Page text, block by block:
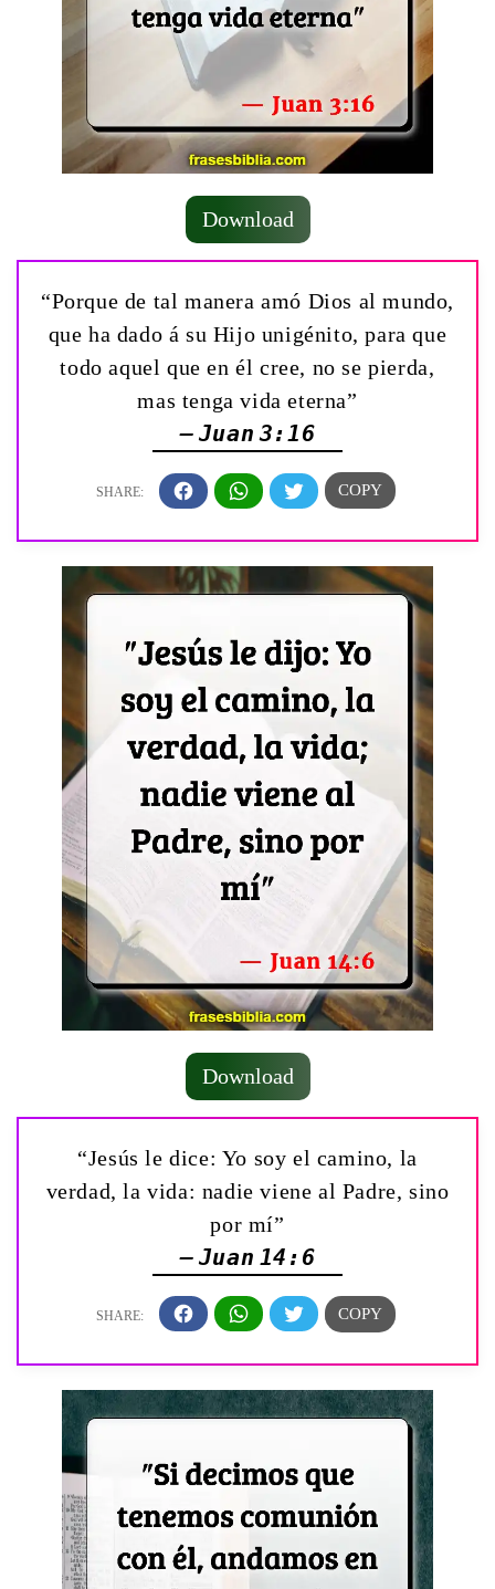
Download
“Porque de tal manera amó Dios al mundo,
que ha dado á su Hijo unigénito, para que
todo aquel que en él cree, no se pierda,
mas tenga vida eterna”
— Juan 3:16
Download
“Jesús le dice: Yo soy el camino, la
verdad, la vida: nadie viene al Padre, sino
por mí”
— Juan 14:6